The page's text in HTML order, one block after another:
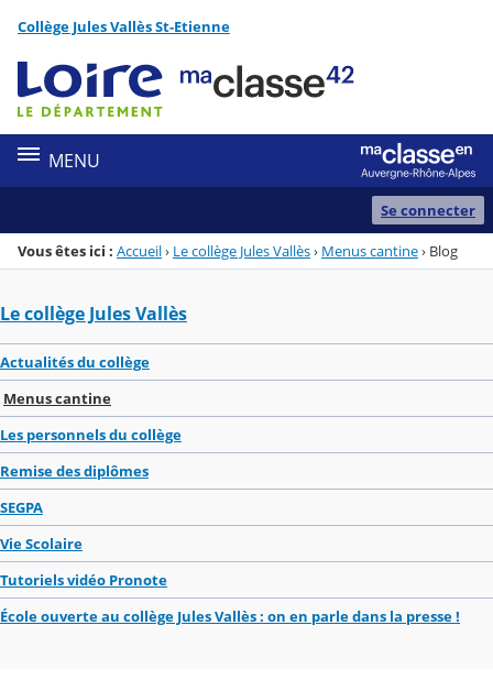
Menu de la rubrique
Contenu
Collège Jules Vallès St-Etienne
MENU
Se connecter
Vous êtes ici : Accueil› Le collège Jules Vallès› Menus cantine› Blog
Le collège Jules Vallès
Actualités du collège
Menus cantine
Les personnels du collège
Remise des diplômes
SEGPA
Vie Scolaire
Tutoriels vidéo Pronote
École ouverte au collège Jules Vallès : on en parle dans la presse !